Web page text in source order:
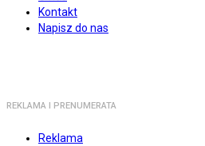
Kontakt
Napisz do nas
REKLAMA I PRENUMERATA
Reklama